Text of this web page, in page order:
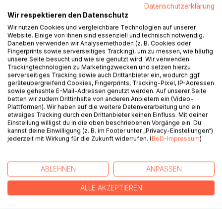
BESCHREIBUNG
In the soul of these pages, Sappho's ancient whispers
meet the eternal now, as poetry, illuminated by the light of
philosophical inquiry, becomes a messenger of truth. Born
from the endless flow of online contemplation and the
echoes of personal concerns, this collection weaves
verses that embrace human existence, revealing the
timeless nuances of
the search for faith across every corner of the planet. It is
a multilingual journey, a hymn that bridges worlds and
hearts with voices in Spanish, and Greek, inviting every
becomes soul and the mind an eternal vision.
AUTOR/IN
Datenschutzerklärung
Wir respektieren den Datenschutz
Wir nutzen Cookies und vergleichbare Technologien auf unserer
Website. Einige von ihnen sind essenziell und technisch notwendig.
Daneben verwenden wir Analysemethoden (z. B. Cookies oder
Fingerprints sowie serverseitiges Tracking), um zu messen, wie häufig
unsere Seite besucht und wie sie genutzt wird. Wir verwenden
Trackingtechnologien zu Marketingzwecken und setzen hierzu
serverseitiges Tracking sowie auch Drittanbieter ein, wodurch ggf.
geräteübergreifend Cookies, Fingerprints, Tracking-Pixel, IP-Adressen
sowie gehashte E-Mail-Adressen genutzt werden. Auf unserer Seite
betten wir zudem Drittinhalte von anderen Anbietern ein (Video-
Plattformen). Wir haben auf die weitere Datenverarbeitung und ein
etwaiges Tracking durch den Drittanbieter keinen Einfluss. Mit deiner
Einstellung willigst du in die oben beschriebenen Vorgänge ein. Du
kannst deine Einwilligung (z. B. im Footer unter „Privacy-Einstellungen“)
jederzeit mit Wirkung für die Zukunft widerrufen. (BoD-Impressum)
ABLEHNEN ANPASSEN
ALLE AKZEPTIEREN